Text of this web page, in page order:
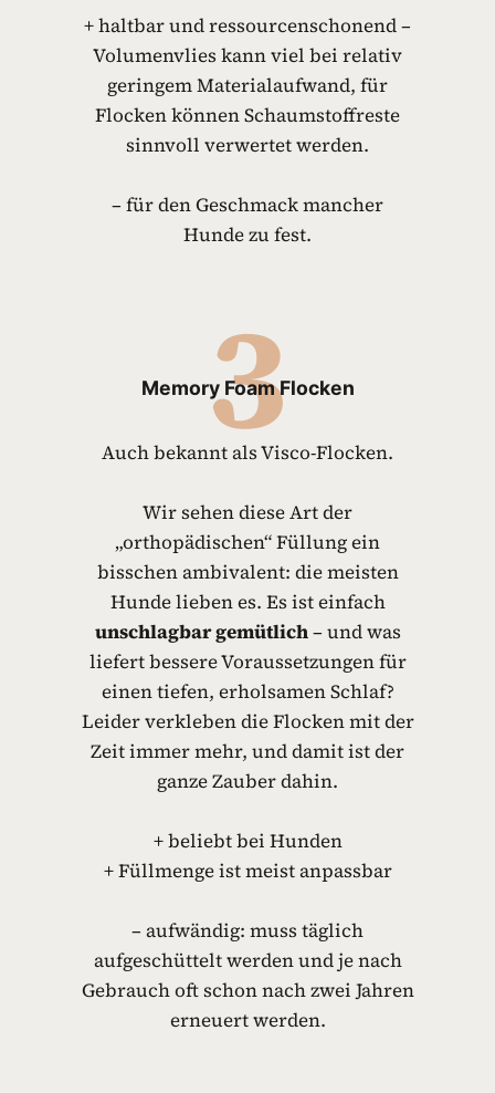
+ haltbar und ressourcenschonend –
Volumenvlies kann viel bei relativ
geringem Materialaufwand, für
Flocken können Schaumstoffreste
sinnvoll verwertet werden.
– für den Geschmack mancher
Hunde zu fest.
3
Memory Foam Flocken
Auch bekannt als Visco-Flocken.
Wir sehen diese Art der
„orthopädischen“ Füllung ein
bisschen ambivalent: die meisten
Hunde lieben es. Es ist einfach
unschlagbar gemütlich– und was
liefert bessere Voraussetzungen für
einen tiefen, erholsamen Schlaf?
Leider verkleben die Flocken mit der
Zeit immer mehr, und damit ist der
ganze Zauber dahin.
+ beliebt bei Hunden
+ Füllmenge ist meist anpassbar
– aufwändig: muss täglich
aufgeschüttelt werden und je nach
Gebrauch oft schon nach zwei Jahren
erneuert werden.